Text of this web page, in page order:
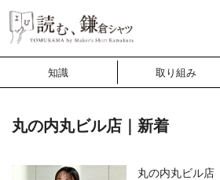
知識 取り組み
丸の内丸ビル店｜新着
丸の内丸ビル店